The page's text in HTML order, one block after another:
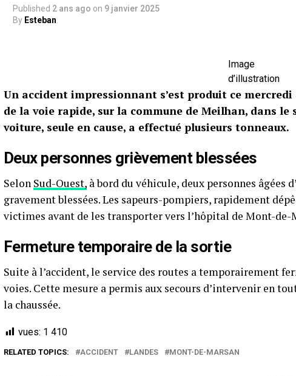
Published 2 ans ago on 9 janvier 2025
By Esteban
Image
d’illustration
Un accident impressionnant s’est produit ce
de la voie rapide, sur la commune de Meilhan, dans le
voiture, seule en cause, a effectué plusieurs tonneaux.
Deux personnes grièvement blessées
Selon Sud-Ouest, à bord du véhicule, deux personnes âgées
gravement blessées. Les sapeurs-pompiers, rapidement
victimes avant de les transporter vers l’hôpital de Mont-de-
Fermeture temporaire de la sortie
Suite à l’accident, le service des routes a temporairement
voies. Cette mesure a permis aux secours d’intervenir en
la chaussée.
vues: 1 410
RELATED TOPICS: ACCIDENT LANDES MONT-DE-MARSAN